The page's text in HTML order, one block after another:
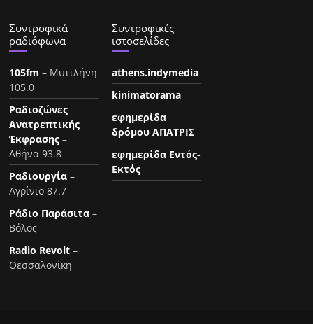
Συντροφικά
ραδιόφωνα
105fm – Μυτιλήνη
105.0
Ραδιοζώνες
Ανατρεπτικής
Έκφρασης –
Αθήνα 93.8
Ραδιουργία –
Αγρίνιο 87.7
Ράδιο Παράσιτα –
Βόλος
Radio Revolt –
Θεσσαλονίκη
Συντροφικές
ιστοσελίδες
athens.indymedia
kinimatorama
εφημερίδα
δρόμου ΑΠΑΤΡΙΣ
εφημερίδα Εντός-
Εκτός